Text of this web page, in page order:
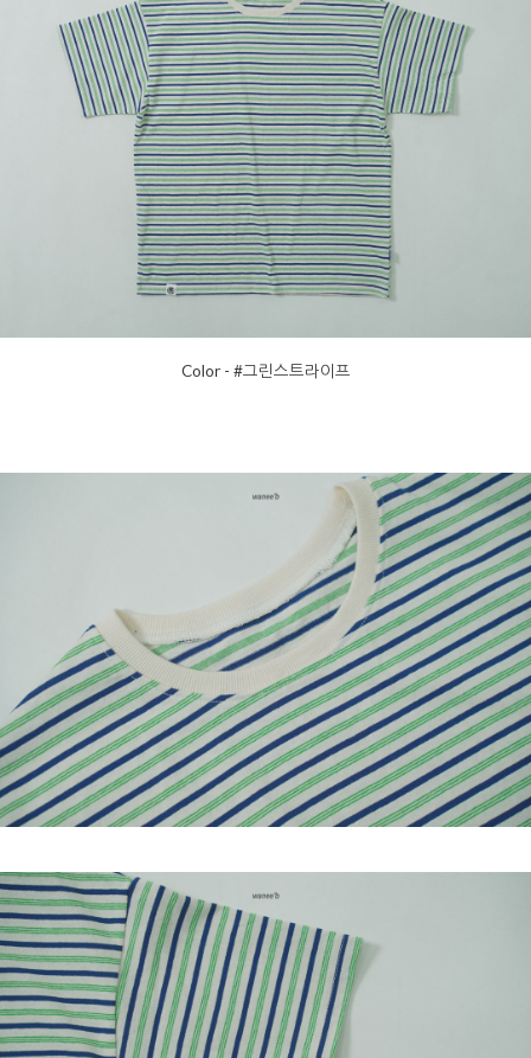
Color - #그린스트라이프